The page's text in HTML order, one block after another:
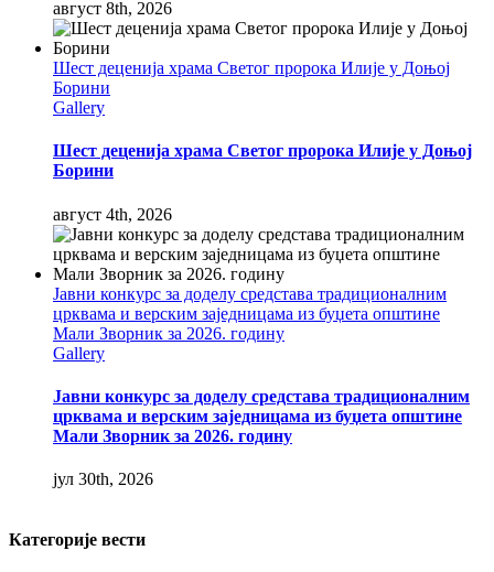
август 8th, 2026
Шест деценија храма Светог пророка Илије у Доњој
Борини
Gallery
Шест деценија храма Светог пророка Илије у Доњој
Борини
август 4th, 2026
Јавни конкурс за доделу средстава традиционалним
црквама и верским заједницама из буџета општине
Мали Зворник за 2026. годину
Gallery
Јавни конкурс за доделу средстава традиционалним
црквама и верским заједницама из буџета општине
Мали Зворник за 2026. годину
јул 30th, 2026
Категорије вести